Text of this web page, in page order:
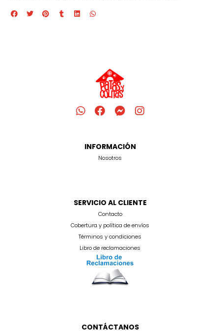
INFORMACIÓN
Nosotros
SERVICIO AL CLIENTE
Contacto
Cobertura y política de envíos
Términos y condiciones
Libro de reclamaciones
CONTÁCTANOS